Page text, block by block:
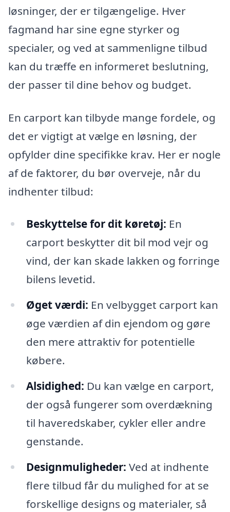
løsninger, der er tilgængelige. Hver
fagmand har sine egne styrker og
specialer, og ved at sammenligne tilbud
kan du træffe en informeret beslutning,
der passer til dine behov og budget.
En carport kan tilbyde mange fordele, og
det er vigtigt at vælge en løsning, der
opfylder dine specifikke krav. Her er nogle
af de faktorer, du bør overveje, når du
indhenter tilbud:
Beskyttelse for dit køretøj: En
carport beskytter dit bil mod vejr og
vind, der kan skade lakken og forringe
bilens levetid.
Øget værdi: En velbygget carport kan
øge værdien af din ejendom og gøre
den mere attraktiv for potentielle
købere.
Alsidighed: Du kan vælge en carport,
der også fungerer som overdækning
til haveredskaber, cykler eller andre
genstande.
Designmuligheder: Ved at indhente
flere tilbud får du mulighed for at se
forskellige designs og materialer, så